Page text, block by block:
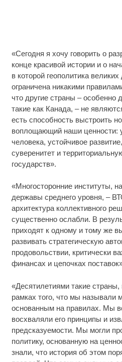
«Сегодня я хочу говорить о
конце красивой истории и о
в которой геополитика
ограничена никакими
что другие страны – особенно
такие как Канада, – не
есть способность выстроить
воплощающий наши ценности:
человека, устойчивое
суверенитет и
государств».
«Многосторонние институты,
державы среднего уровня, –
архитектура коллективного
существенно ослабли. В
приходят к одному и тому же
развивать стратегическую
продовольствии, критически
финансах и цепочках
«Десятилетиями такие
рамках того, что мы
основанным на правилах. Мы
восхваляли его принципы и
предсказуемости. Мы могли
политику, основанную на
знали, что история об этом